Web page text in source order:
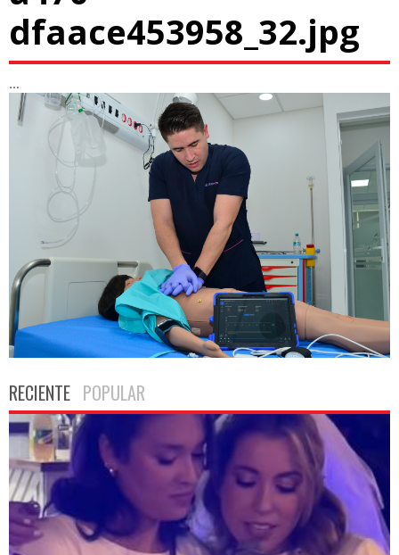
dfaace453958_32.jpg
...
RECIENTE POPULAR